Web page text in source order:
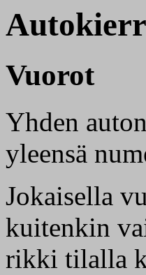
Vuorot
Yhden
yleensä
Jokaisella
kuitenkin
rikki tilalla